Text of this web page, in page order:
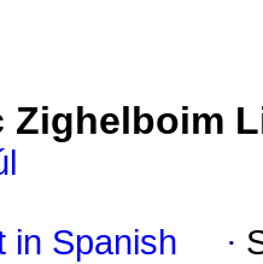
Zighelboim
in Spanish ·